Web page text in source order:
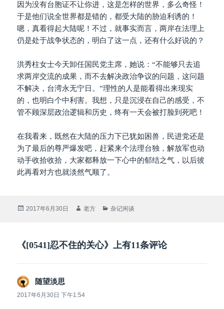
因为没有台胞证不让你进，这是怎样的世界，多么奇怪！
于是他们说全世界都是错的，都受大陆的胁迫利诱的！
嗯，真看得起大陆呢！不过，就事实而言，两岸在法理上
仍是处于战争状态的，明白了这一点，还有什么好说的？
洪秀柱女士今天卸任国民党主席，她说：“不能够只去追
求两岸交流的成果，而不去解决政治争议的问题，这问题
不解决，台湾永无宁日。”理性的人是能看得出来现实
的，也明白个中利害。我想，只是沉浸在自己的感受，不
管不顾深层政治逻辑和历史，终有一天会被打脸到死吧！
在我看来，既然在大陆的压力下已犹如困兽，民进党还是
为了最后的尊严爆发吧，赶紧来个法理台独，解放军也动
动手收拾收拾，大家都释放一下心中的郁结之气，以后彼
此再看对方也就淡然气顺了。
发
2017年6月30日
作
老方
分
杂记闲谈
《[0541]忍不住的关心》上有11条评论
随望淡思
道：
2017年6月30日 下午1:54